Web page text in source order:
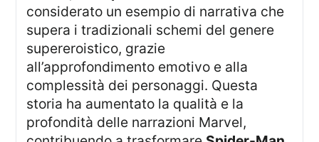
considerato un esempio di narrativa che
supera i tradizionali schemi del genere
supereroistico, grazie
all’approfondimento emotivo e alla
complessità dei personaggi. Questa
storia ha aumentato la qualità e la
profondità delle narrazioni Marvel,